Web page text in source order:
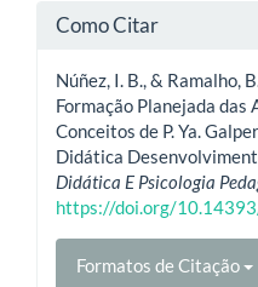
Como Citar
Núñez, I. B., & Ramalho,
Formação Planejada das
Conceitos de P. Ya.
Didática
Didática E Psicologia
https://doi.org/
Formatos de Citação